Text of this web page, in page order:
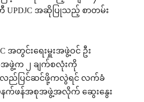
UPDJC အဆိုပြုသည့် စာတမ်း
တွင်းရေးမှူးအဖွဲ့ဝင် ဦး
အဖွဲ့က ၂ ချက်စလုံးကို
လည်ပြင်ဆင်ဖို့ကလွဲရင် လက်ခံ
ဖန်အစုအဖွဲ့အလိုက် ဆွေးနွေး